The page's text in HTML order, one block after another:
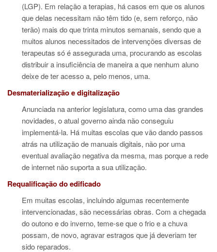
(LGP). Em relação a terapias, há casos em que os alunos
que delas necessitam não têm tido (e, sem reforço, não
terão) mais do que trinta minutos semanais, sendo que a
muitos alunos necessitados de intervenções diversas de
terapeutas só é assegurada uma, procurando as escolas
distribuir a insuficiência de maneira a que nenhum aluno
deixe de ter acesso a, pelo menos, uma.
Desmaterialização e digitalização
Anunciada na anterior legislatura, como uma das grandes
novidades, o atual governo ainda não conseguiu
implementá-la. Há muitas escolas que vão dando passos
atrás na utilização de manuais digitais, não por uma
eventual avaliação negativa da mesma, mas porque a rede
de internet não suporta a sua utilização.
Requalificação do edificado
Em muitas escolas, incluindo algumas recentemente
intervencionadas, são necessárias obras. Com a chegada
do outono e do inverno, teme-se que o frio e a chuva
possam, de novo, agravar estragos que já deveriam ter
sido reparados.